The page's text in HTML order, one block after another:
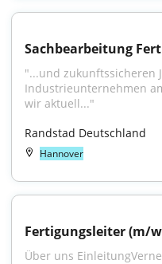
Sachbearbeitung
"...und zukunftssicheren
Industrieunternehmen
wir aktuell..."
Randstad Deutschland
Hannover
Fertigungsleiter (m/
Über uns